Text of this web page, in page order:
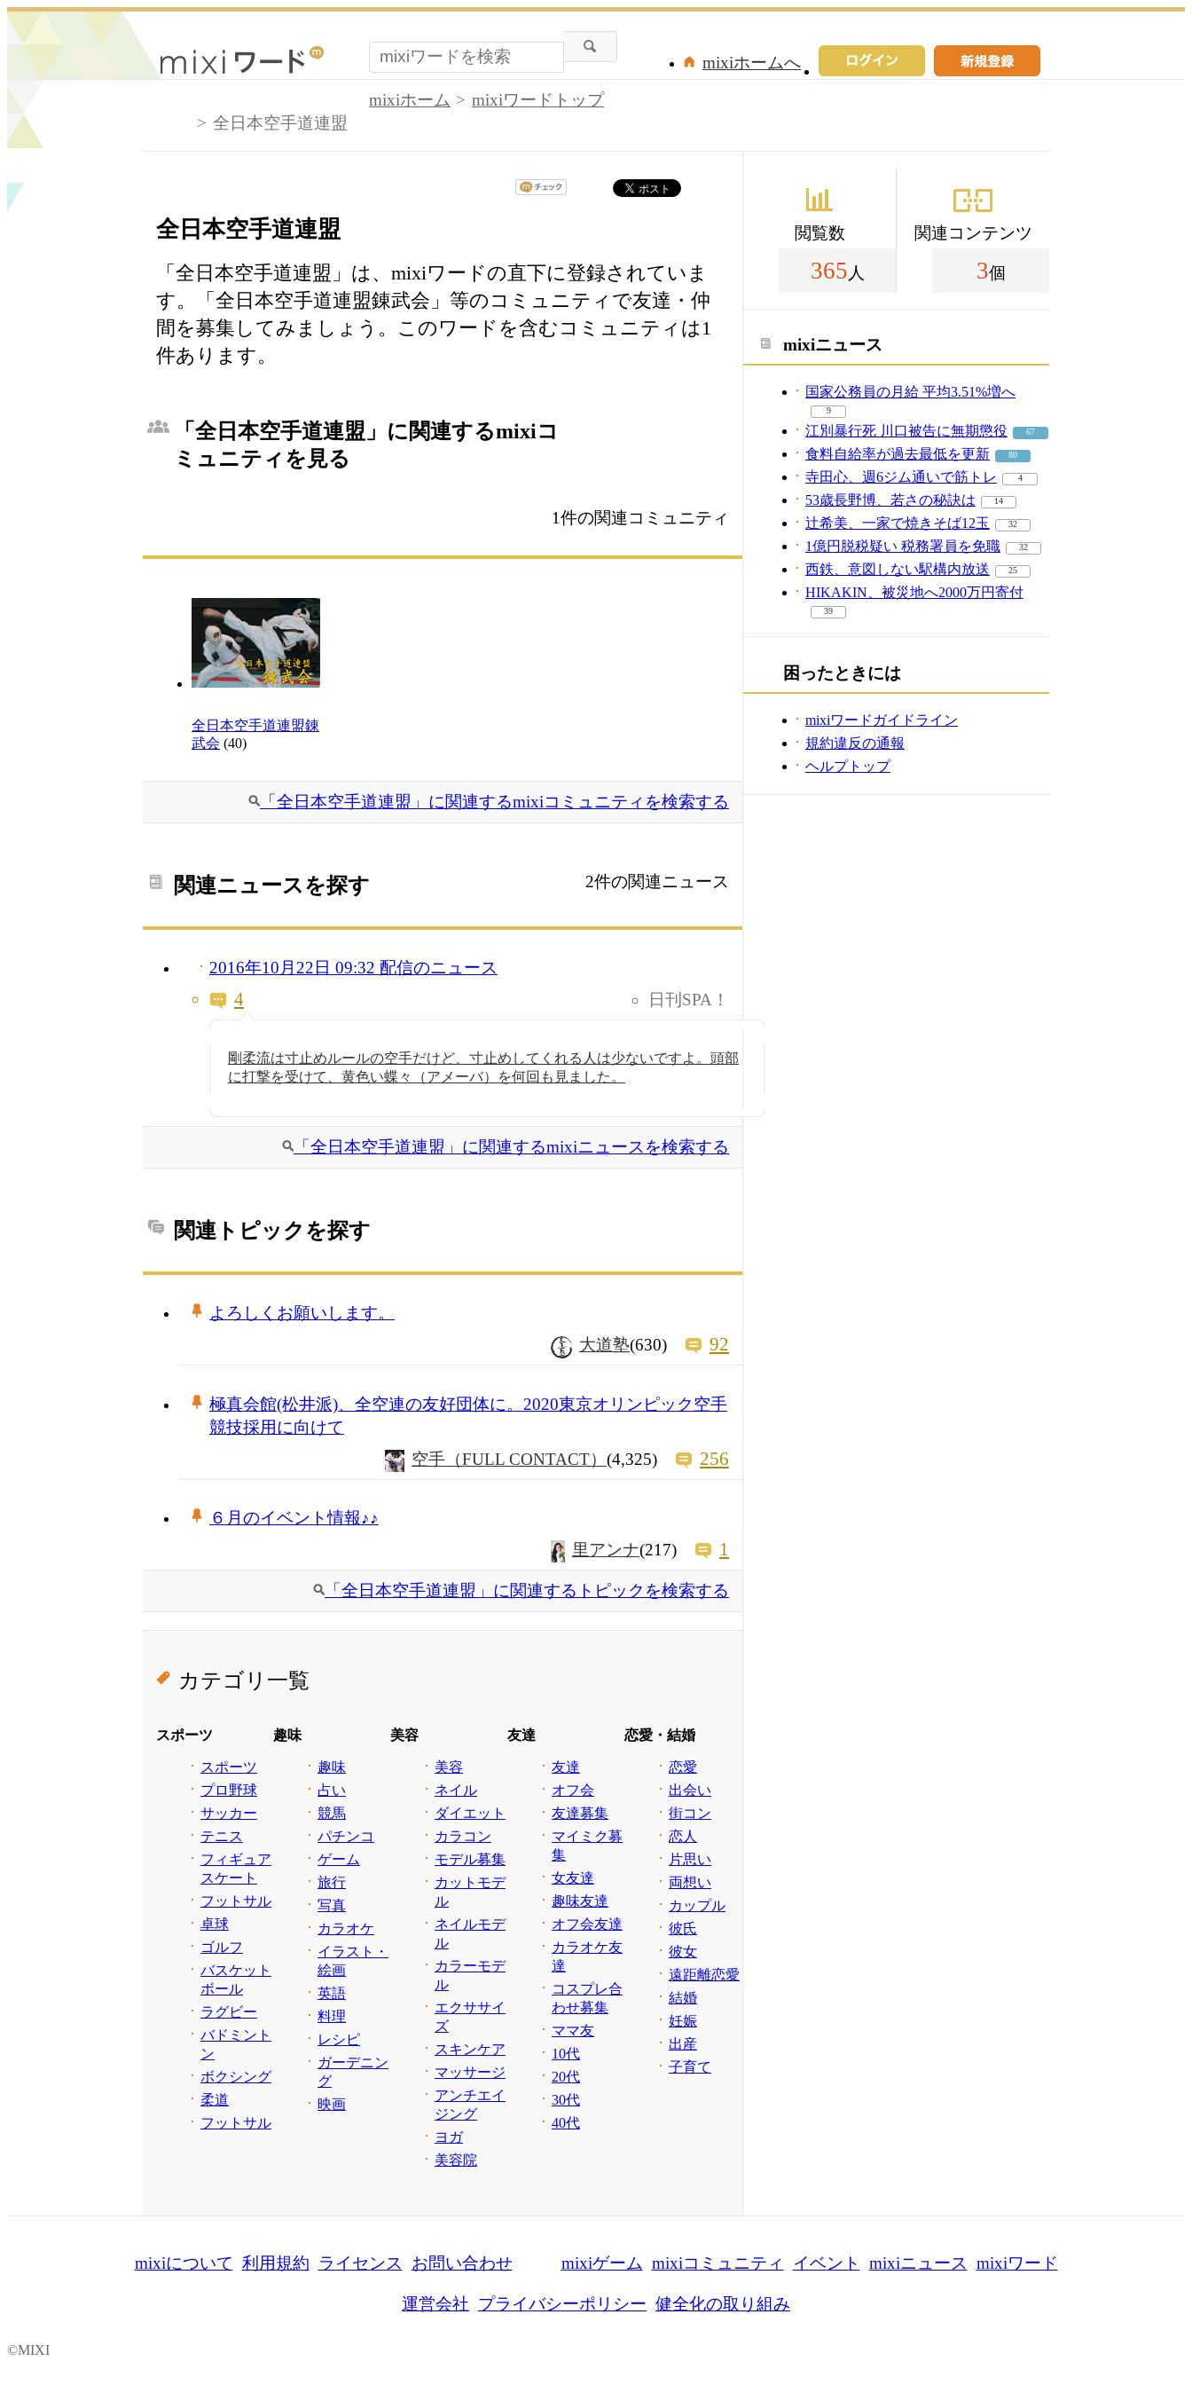
mixiホームへ
mixiホーム
mixiワードトップ
全日本空手道連盟
全日本空手道連盟
「全日本空手道連盟」は、mixiワードの直下に登録されていま
す。「全日本空手道連盟錬武会」等のコミュニティで友達・仲
間を募集してみましょう。このワードを含むコミュニティは1
件あります。
「全日本空手道連盟」に関連するmixiコ
ミュニティを見る
1件の関連コミュニティ
全日本空手道連盟錬
武会 (40)
「全日本空手道連盟」に関連するmixiコミュニティを検索する
関連ニュースを探す 2件の関連ニュース
2016年10月22日 09:32 配信のニュース
日刊SPA！
4
剛柔流は寸止めルールの空手だけど、寸止めしてくれる人は少ないですよ。頭部
に打撃を受けて、黄色い蝶々（アメーバ）を何回も見ました。
「全日本空手道連盟」に関連するmixiニュースを検索する
関連トピックを探す
よろしくお願いします。
大道塾(630) 92
極真会館(松井派)、全空連の友好団体に。2020東京オリンピック空手
競技採用に向けて
空手（FULL CONTACT） (4,325) 256
６月のイベント情報♪♪
里アンナ(217) 1
「全日本空手道連盟」に関連するトピックを検索する
カテゴリ一覧
スポーツ
スポーツ
プロ野球
サッカー
テニス
フィギュア
スケート
フットサル
卓球
ゴルフ
バスケット
ボール
ラグビー
バドミント
ン
ボクシング
柔道
フットサル
趣味
趣味
占い
競馬
パチンコ
ゲーム
旅行
写真
カラオケ
イラスト・
絵画
英語
料理
レシピ
ガーデニン
グ
映画
美容
美容
ネイル
ダイエット
カラコン
モデル募集
カットモデ
ル
ネイルモデ
ル
カラーモデ
ル
エクササイ
ズ
スキンケア
マッサージ
アンチエイ
ジング
ヨガ
美容院
友達
友達
オフ会
友達募集
マイミク募
集
女友達
趣味友達
オフ会友達
カラオケ友
達
コスプレ合
わせ募集
ママ友
10代
20代
30代
40代
恋愛・結婚
恋愛
出会い
街コン
恋人
片思い
両想い
カップル
彼氏
彼女
遠距離恋愛
結婚
妊娠
出産
子育て
閲覧数
365 人
関連コンテンツ
3個
mixiニュース
国家公務員の月給 平均3.51%増へ
9
江別暴行死 川口被告に無期懲役 67
食料自給率が過去最低を更新 80
寺田心、週6ジム通いで筋トレ 4
53歳長野博、若さの秘訣は 14
辻希美、一家で焼きそば12玉 32
1億円脱税疑い 税務署員を免職 32
西鉄、意図しない駅構内放送 25
HIKAKIN、被災地へ2000万円寄付
39
困ったときには
mixiワードガイドライン
規約違反の通報
ヘルプトップ
mixiについて 利用規約 ライセンス お問い合わせ mixiゲーム mixiコミュニティ イベント mixiニュース mixiワード
運営会社 プライバシーポリシー 健全化の取り組み
©MIXI